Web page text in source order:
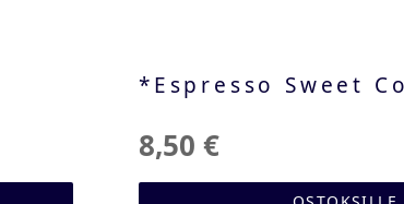
*Espresso Sweet
8,50 €